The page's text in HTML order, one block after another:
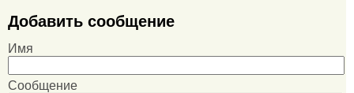
Добавить сообщение
Имя
Сообщение